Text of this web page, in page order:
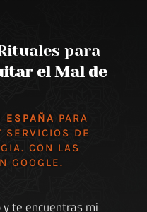
para
el Mal de
ESPAÑA PARA
SERVICIOS DE
CON LAS
GOOGLE.
y te encuentras mi